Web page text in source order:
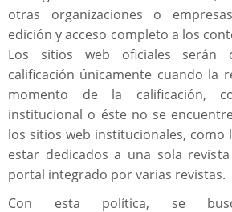
otras organizaciones o
edición y acceso completo a los
Los sitios web oficiales serán
calificación únicamente cuando la
momento de la calificación,
institucional o éste no se
los sitios web institucionales, como
estar dedicados a una sola
portal integrado por varias revistas.
Con esta política, se